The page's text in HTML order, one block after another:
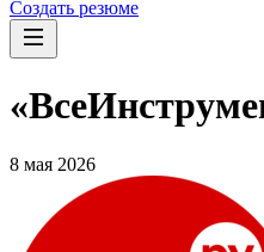
Создать резюме
8 мая 2026